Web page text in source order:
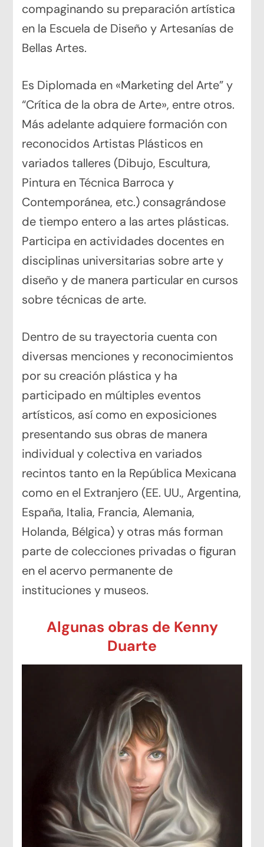
compaginando su preparación artística
en la Escuela de Diseño y Artesanías de
Bellas Artes.
Es Diplomada en «Marketing del Arte” y
“Crítica de la obra de Arte», entre otros.
Más adelante adquiere formación con
reconocidos Artistas Plásticos en
variados talleres (Dibujo, Escultura,
Pintura en Técnica Barroca y
Contemporánea, etc.) consagrándose
de tiempo entero a las artes plásticas.
Participa en actividades docentes en
disciplinas universitarias sobre arte y
diseño y de manera particular en cursos
sobre técnicas de arte.
Dentro de su trayectoria cuenta con
diversas menciones y reconocimientos
por su creación plástica y ha
participado en múltiples eventos
artísticos, así como en exposiciones
presentando sus obras de manera
individual y colectiva en variados
recintos tanto en la República Mexicana
como en el Extranjero (EE. UU., Argentina,
España, Italia, Francia, Alemania,
Holanda, Bélgica) y otras más forman
parte de colecciones privadas o figuran
en el acervo permanente de
instituciones y museos.
Algunas obras de Kenny
Duarte